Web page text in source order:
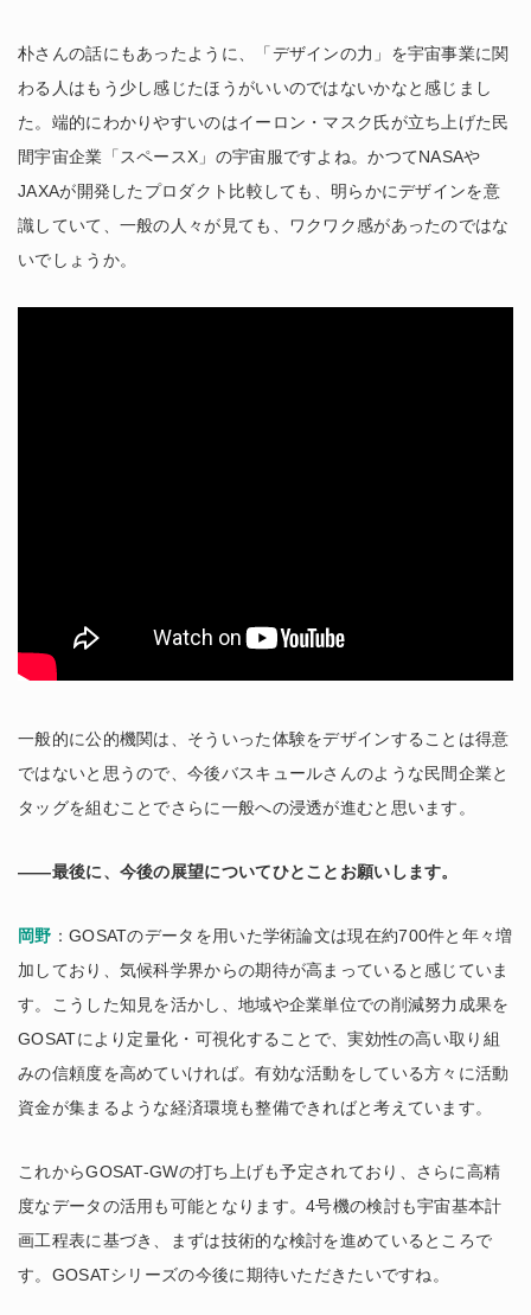
朴さんの話にもあったように、「デザインの力」を宇宙事業に関
わる人はもう少し感じたほうがいいのではないかなと感じまし
た。端的にわかりやすいのはイーロン・マスク氏が立ち上げた民
間宇宙企業「スペースX」の宇宙服ですよね。かつてNASAや
JAXAが開発したプロダクト比較しても、明らかにデザインを意
識していて、一般の人々が見ても、ワクワク感があったのではな
いでしょうか。
一般的に公的機関は、そういった体験をデザインすることは得意
ではないと思うので、今後バスキュールさんのような民間企業と
タッグを組むことでさらに一般への浸透が進むと思います。
――最後に、今後の展望についてひとことお願いします。
岡野 ：GOSATのデータを用いた学術論文は現在約700件と年々増
加しており、気候科学界からの期待が高まっていると感じていま
す。こうした知見を活かし、地域や企業単位での削減努力成果を
GOSATにより定量化・可視化することで、実効性の高い取り組
みの信頼度を高めていければ。有効な活動をしている方々に活動
資金が集まるような経済環境も整備できればと考えています。
これからGOSAT-GWの打ち上げも予定されており、さらに高精
度なデータの活用も可能となります。4号機の検討も宇宙基本計
画工程表に基づき、まずは技術的な検討を進めているところで
す。GOSATシリーズの今後に期待いただきたいですね。